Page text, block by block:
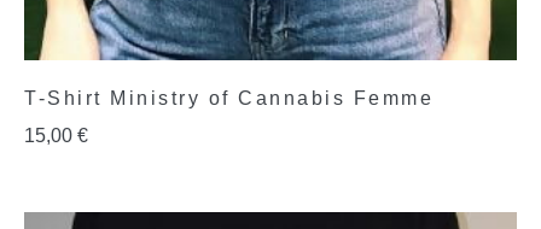
T-Shirt Ministry of Cannabis Femme
15,00 €